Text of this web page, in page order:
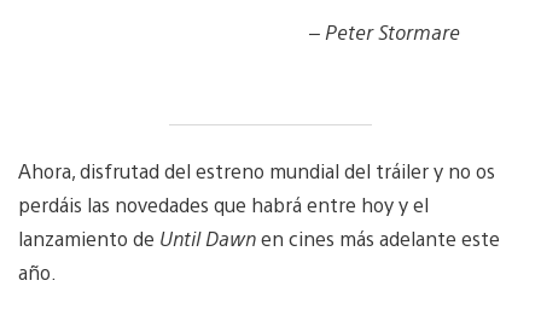
– Peter Stormare
Ahora, disfrutad del estreno mundial del tráiler y no os
perdáis las novedades que habrá entre hoy y el
lanzamiento de Until Dawnen cines más adelante este
año.